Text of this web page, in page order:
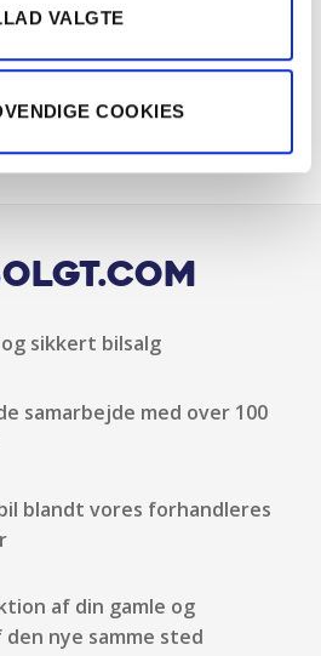
VALGTE
COOKIES
sikkert bilsalg
samarbejde med over 100
blandt vores forhandleres
af din gamle og
nye samme sted